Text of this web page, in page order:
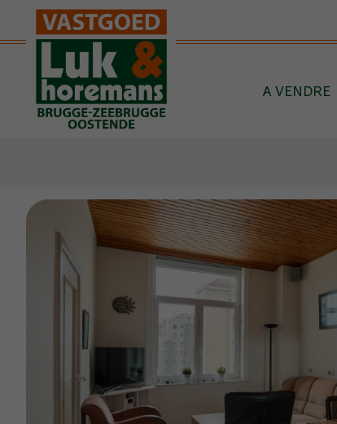
Passer le menu et aller au contenu
A VENDRE